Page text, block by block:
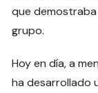
que
grupo.
Hoy en día, a
ha desarrollado